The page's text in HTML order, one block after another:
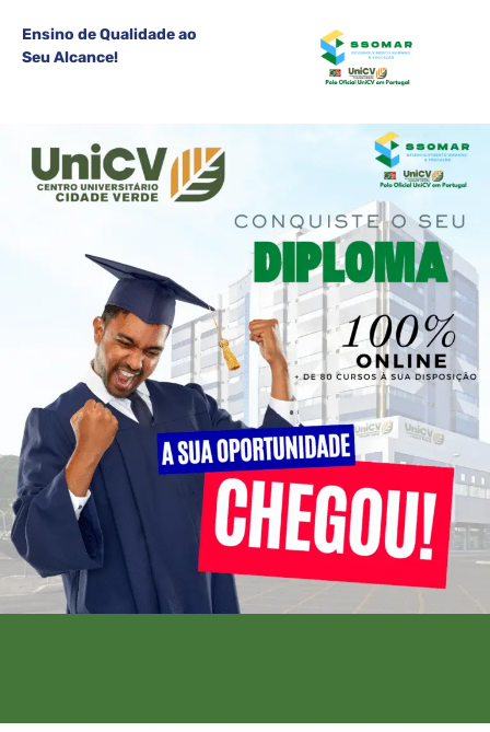
Ensino de Qualidade ao
Seu Alcance!